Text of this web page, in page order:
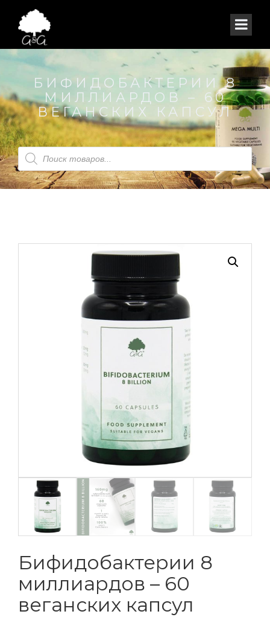
БИФИДОБАКТЕРИИ 8
МИЛЛИАРДОВ – 60
ВЕГАНСКИХ КАПСУЛ
Поиск
товаров
Бифидобактерии 8
миллиардов – 60
веганских капсул